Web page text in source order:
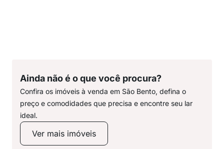
Ainda não é o que você procura?
Confira os imóveis à venda em São Bento, defina o
preço e comodidades que precisa e encontre seu lar
ideal.
Ver mais imóveis